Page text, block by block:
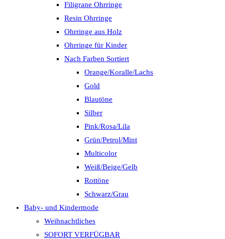
Filigrane Ohrringe
Resin Ohrringe
Ohrringe aus Holz
Ohrringe für Kinder
Nach Farben Sortiert
Orange/Koralle/Lachs
Gold
Blautöne
Silber
Pink/Rosa/Lila
Grün/Petrol/Mint
Multicolor
Weiß/Beige/Gelb
Rottöne
Schwarz/Grau
Baby- und Kindermode
Weihnachtliches
SOFORT VERFÜGBAR